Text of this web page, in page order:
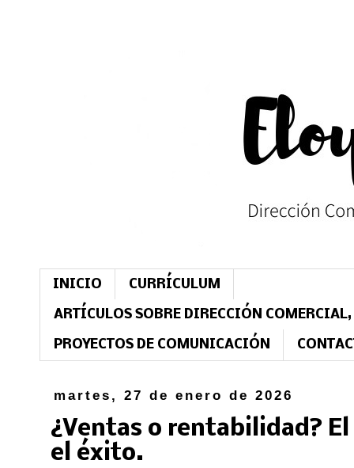
INICIO CURRÍCULUM
ARTÍCULOS SOBRE DIRECCIÓN
PROYECTOS DE COMUNICACIÓN
martes, 27 de enero de 2026
¿Ventas o rentabilidad?
el éxito.